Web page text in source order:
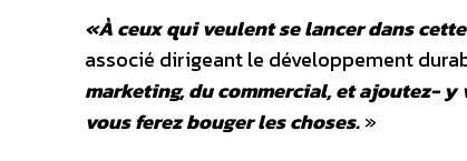
«À ceux qui veulent se lancer dans
associé dirigeant le développement
marketing, du commercial, et ajoutez- y
vous ferez bouger les choses.»